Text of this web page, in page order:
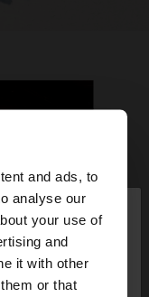
and ads, to
analyse our
your use of
and
it with other
or that
×
să parcurgeți